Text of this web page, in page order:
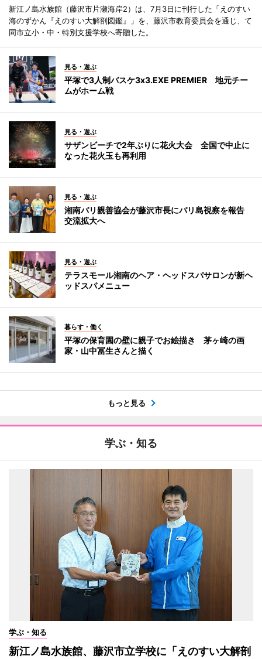
新江ノ島水族館（藤沢市片瀬海岸2）は、7月3日に刊行した「えのすい
海のずかん『えのすい大解剖図鑑』」を、藤沢市教育委員会を通じ、て
同市立小・中・特別支援学校へ寄贈した。
見る・遊ぶ
平塚で3人制バスケ3x3.EXE PREMIER 地元チー
ムがホーム戦
見る・遊ぶ
サザンビーチで2年ぶりに花火大会 全国で中止に
なった花火玉も再利用
見る・遊ぶ
湘南バリ親善協会が藤沢市長にバリ島視察を報告
交流拡大へ
見る・遊ぶ
テラスモール湘南のヘア・ヘッドスパサロンが新ヘ
ッドスパメニュー
暮らす・働く
平塚の保育園の壁に親子でお絵描き 茅ヶ崎の画
家・山中冨生さんと描く
もっと見る
学ぶ・知る
学ぶ・知る
新江ノ島水族館、藤沢市立学校に「えのすい大解剖